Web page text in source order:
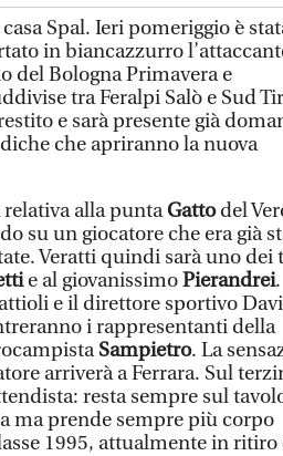
Spal. Ieri pomeriggio è
in biancazzurro
del Bologna Primavera e
tra Feralpi Salò e Sud
e sarà presente già
che apriranno la nuova
alla puntaGattodel
su un giocatore che era già
Veratti quindi sarà uno dei
e al giovanissimoPierandrei.
e il direttore sportivo
i rappresentanti della
Sampietro. La
arriverà a Ferrara. Sul
resta sempre sul
ma prende sempre più corpo
1995, attualmente in ritiro